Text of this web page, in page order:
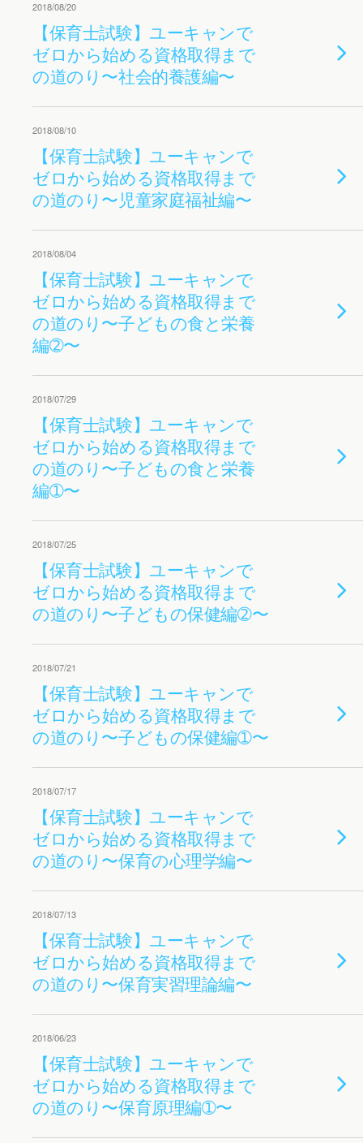
2018/08/20
【保育士試験】ユーキャンで
ゼロから始める資格取得まで
の道のり〜社会的養護編〜
2018/08/10
【保育士試験】ユーキャンで
ゼロから始める資格取得まで
の道のり〜児童家庭福祉編〜
2018/08/04
【保育士試験】ユーキャンで
ゼロから始める資格取得まで
の道のり〜子どもの食と栄養
編➁〜
2018/07/29
【保育士試験】ユーキャンで
ゼロから始める資格取得まで
の道のり〜子どもの食と栄養
編➀〜
2018/07/25
【保育士試験】ユーキャンで
ゼロから始める資格取得まで
の道のり〜子どもの保健編➁〜
2018/07/21
【保育士試験】ユーキャンで
ゼロから始める資格取得まで
の道のり〜子どもの保健編➀〜
2018/07/17
【保育士試験】ユーキャンで
ゼロから始める資格取得まで
の道のり〜保育の心理学編〜
2018/07/13
【保育士試験】ユーキャンで
ゼロから始める資格取得まで
の道のり〜保育実習理論編〜
2018/06/23
【保育士試験】ユーキャンで
ゼロから始める資格取得まで
の道のり〜保育原理編➀〜